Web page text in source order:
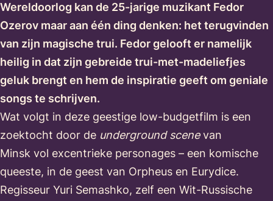
Wereldoorlog kan de 25-jarige muzikant Fedor
Ozerov maar aan één ding denken: het terugvinden
van zijn magische trui. Fedor gelooft er namelijk
heilig in dat zijn gebreide trui-met-madeliefjes
geluk brengt en hem de inspiratie geeft om geniale
songs te schrijven.
Wat volgt in deze geestige low-budgetfilm is een
zoektocht door de underground scenevan
Minsk vol excentrieke personages – een komische
queeste, in de geest van Orpheus en Eurydice.
Regisseur Yuri Semashko, zelf een Wit-Russische